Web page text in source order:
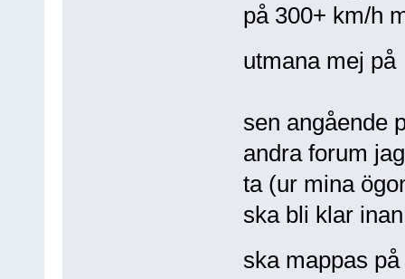
på 300+ km/h
utmana mej
sen angående
andra forum
ta (ur mina
ska bli klar
ska mappas